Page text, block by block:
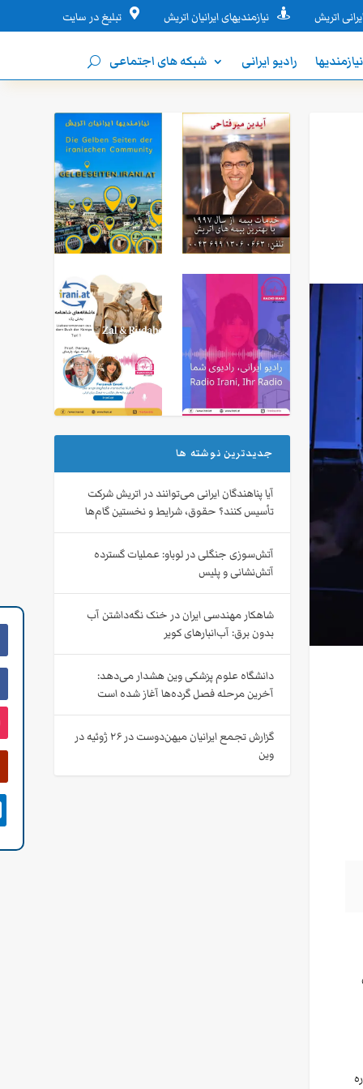
اتریش  نیازمندیهای ایرانیان اتریش  تبلیغ در سایت
نیازمندیها رادیو ایرانی شبکه های اجتماعی
جدیدترین نوشته ها
آیا پناهندگان ایرانی می‌توانند در اتریش شرکت
تأسیس کنند؟ حقوق، شرایط و نخستین گام‌ها
آتش‌سوزی جنگلی در لوباو: عملیات گسترده
آتش‌نشانی و پلیس
شاهکار مهندسی ایران در خنک نگه‌داشتن آب
بدون برق: آب‌انبارهای کویر
دانشگاه علوم پزشکی وین هشدار می‌دهد:
آخرین مرحله فصل گرده‌ها آغاز شده است
گزارش تجمع ایرانیان میهن‌دوست در ۲۶ ژوئیه در
وین